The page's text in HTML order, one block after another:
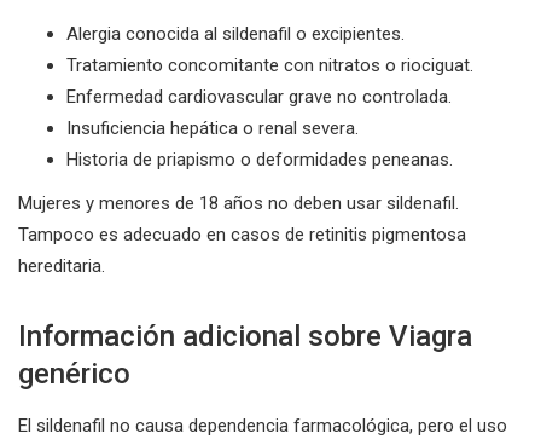
Alergia conocida al sildenafil o excipientes.
Tratamiento concomitante con nitratos o riociguat.
Enfermedad cardiovascular grave no controlada.
Insuficiencia hepática o renal severa.
Historia de priapismo o deformidades peneanas.
Mujeres y menores de 18 años no deben usar sildenafil.
Tampoco es adecuado en casos de retinitis pigmentosa
hereditaria.
Información adicional sobre Viagra
genérico
El sildenafil no causa dependencia farmacológica, pero el uso